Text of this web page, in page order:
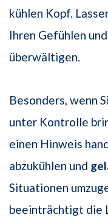
kühlen Kopf.
Ihren Gefühlen
überwältigen.
Besonders, wenn
unter Kontrolle
einen Hinweis
abzukühlen und
Situationen
beeinträchtigt die